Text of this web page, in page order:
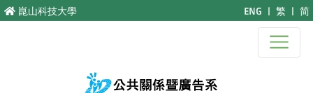
跳至主要內容
崑山科技大學 ENG | 繁 | 简